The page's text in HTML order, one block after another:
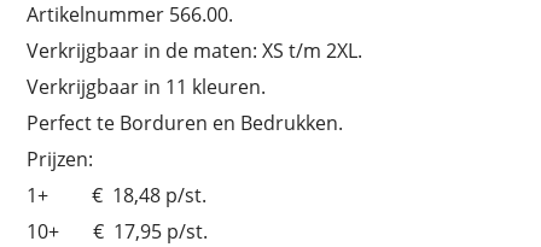
Artikelnummer 566.00.
Verkrijgbaar in de maten: XS t/m 2XL.
Verkrijgbaar in 11 kleuren.
Perfect te Borduren en Bedrukken.
Prijzen:
1+ € 18,48 p/st.
10+ € 17,95 p/st.